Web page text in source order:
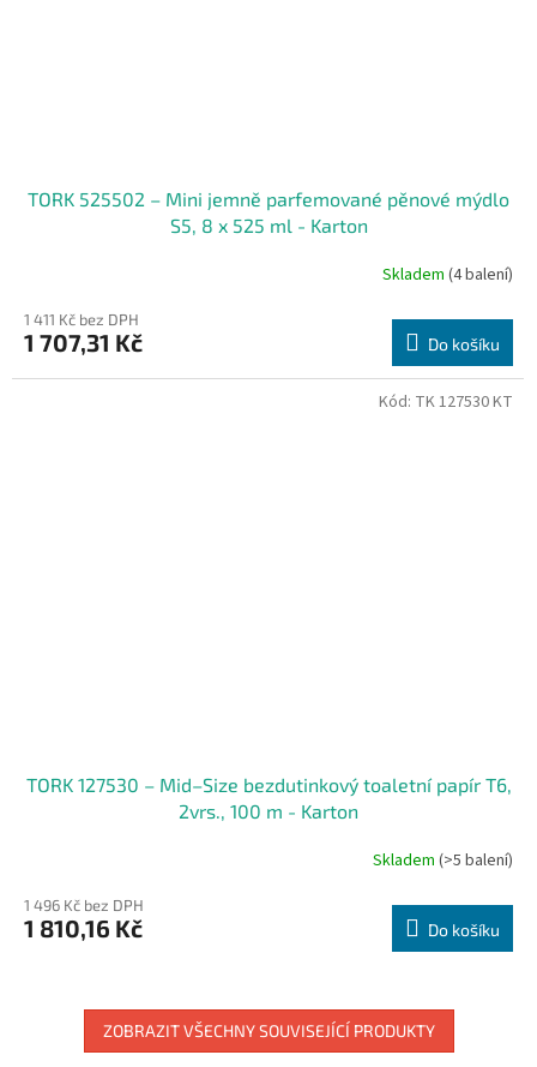
TORK 525502 – Mini jemně parfemované pěnové mýdlo
S5, 8 x 525 ml - Karton
Skladem (4 balení)
1 411 Kč bez DPH
1 707,31 Kč Do košíku
TORK 127530 – Mid–Size bezdutinkový toaletní papír T6,
2vrs., 100 m - Karton
Skladem (>5 balení)
1 496 Kč bez DPH
1 810,16 Kč Do košíku
Kód: TK 127530 KT
ZOBRAZIT VŠECHNY SOUVISEJÍCÍ PRODUKTY